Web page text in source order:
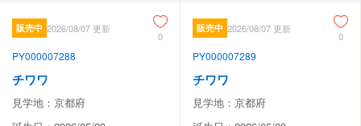
販売中 2026/08/07 更新
0
PY000007288
チワワ
見学地：京都府
販売中 2026/08/07 更新
0
PY000007289
チワワ
見学地：京都府